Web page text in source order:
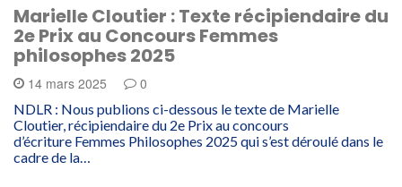
Marielle Cloutier : Texte récipiendaire du
2e Prix au Concours Femmes
philosophes 2025
14 mars 2025 0
NDLR : Nous publions ci-dessous le texte de Marielle
Cloutier, récipiendaire du 2e Prix au concours
d’écriture Femmes Philosophes 2025 qui s’est déroulé dans le
cadre de la…